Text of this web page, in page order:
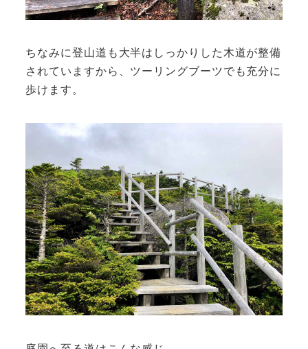
ちなみに登山道も大半はしっかりした木道が整備
されていますから、ツーリングブーツでも充分に
歩けます。